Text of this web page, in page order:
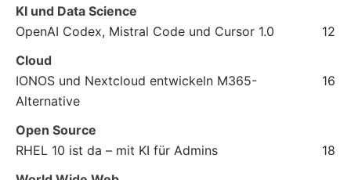
KI und Data Science
OpenAI Codex, Mistral Code und Cursor 1.0
12
Cloud
IONOS und Nextcloud entwickeln M365-
Alternative
16
Open Source
RHEL 10 ist da – mit KI für Admins
18